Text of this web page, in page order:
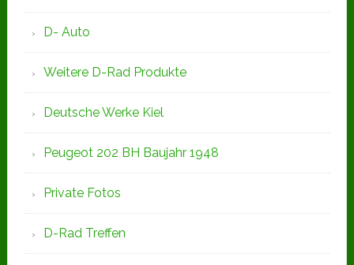
D- Auto
Weitere D-Rad Produkte
Deutsche Werke Kiel
Peugeot 202 BH Baujahr 1948
Private Fotos
D-Rad Treffen